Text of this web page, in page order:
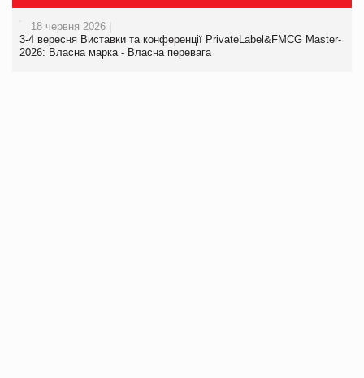
18 червня 2026 |
3-4 вересня Виставки та конференції PrivateLabel&FMCG Master-
2026: Власна марка - Власна перевага